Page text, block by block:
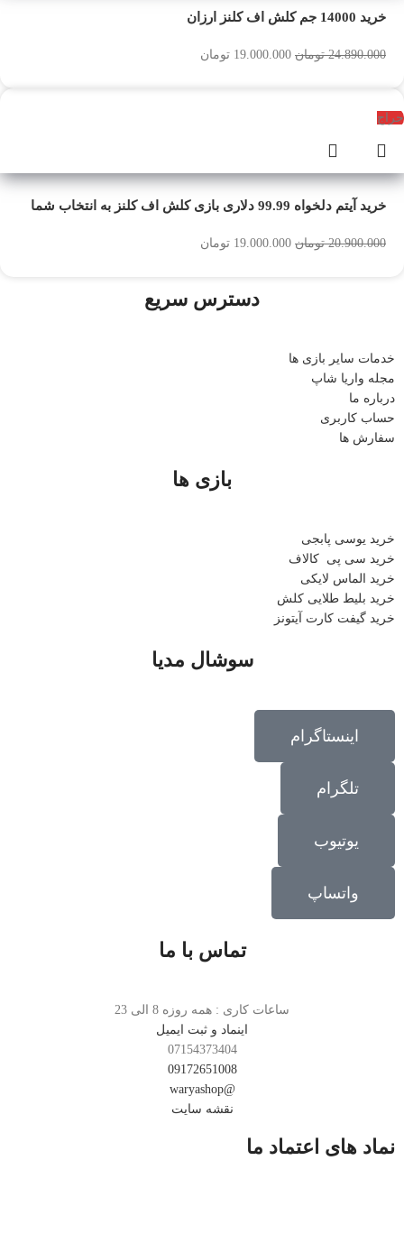
خرید 14000 جم کلش اف کلنز ارزان
24.890.000 تومان 19.000.000 تومان
حراج
خرید آیتم دلخواه 99.99 دلاری بازی کلش اف کلنز به انتخاب شما
20.900.000 تومان 19.000.000 تومان
دسترس سریع
خدمات سایر بازی ها
مجله واریا شاپ
درباره ما
حساب کاربری
سفارش ها
بازی ها
خرید یوسی پابجی
خرید سی پی کالاف
خرید الماس لایکی
خرید بلیط طلایی کلش
خرید گیفت کارت آیتونز
سوشال مدیا
اینستاگرام
تلگرام
یوتیوب
واتساپ
تماس با ما
ساعات کاری : همه روزه 8 الی 23
اینماد و ثبت ایمیل
07154373404
09172651008
@waryashop
نقشه سایت
نماد های اعتماد ما